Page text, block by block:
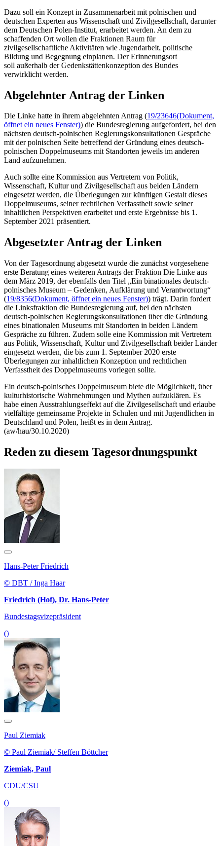
Dazu soll ein Konzept in Zusammenarbeit mit polnischen und
deutschen Experten aus Wissenschaft und Zivilgesellschaft, darunter
dem Deutschen Polen-Institut, erarbeitet werden. An dem zu
schaffenden Ort wollen die Fraktionen Raum für
zivilgesellschaftliche Aktivitäten wie Jugendarbeit, politische
Bildung und Begegnung einplanen. Der Erinnerungsort
soll außerhalb der Gedenkstättenkonzeption des Bundes
verwirklicht werden.
Abgelehnter Antrag der Linken
Die Linke hatte in ihrem abgelehnten Antrag (19/23646(Dokument,
öffnet ein neues Fenster)) die Bundesregierung aufgefordert, bei den
nächsten deutsch-polnischen Regierungskonsultationen Gespräche
mit der polnischen Seite betreffend der Gründung eines deutsch-
polnischen Doppelmuseums mit Standorten jeweils im anderen
Land aufzunehmen.
Auch sollte eine Kommission aus Vertretern von Politik,
Wissenschaft, Kultur und Zivilgesellschaft aus beiden Ländern
eingesetzt werden, die Überlegungen zur künftigen Gestalt dieses
Doppelmuseums, seiner rechtlichen Verfasstheit sowie seiner
inhaltlichen Perspektiven erarbeitet und erste Ergebnisse bis 1.
September 2021 präsentiert.
Abgesetzter Antrag der Linken
Von der Tagesordnung abgesetzt wurde die zunächst vorgesehene
erste Beratung eines weiteren Antrags der Fraktion Die Linke aus
dem März 2019, der ebenfalls den Titel „Ein binationales deutsch-
polnisches Museum – Gedenken, Aufklärung und Verantwortung“
(19/8356(Dokument, öffnet ein neues Fenster)) trägt. Darin fordert
die Linksfraktion die Bundesregierung auf, bei den nächsten
deutsch-polnischen Regierungskonsultationen über die Gründung
eines binationalen Museums mit Standorten in beiden Ländern
Gespräche zu führen. Zudem solle eine Kommission mit Vertretern
aus Politik, Wissenschaft, Kultur und Zivilgesellschaft beider Länder
eingesetzt werden, die bis zum 1. September 2020 erste
Überlegungen zur inhaltlichen Konzeption und rechtlichen
Verfasstheit des Doppelmuseums vorlegen sollte.
Ein deutsch-polnisches Doppelmuseum biete die Möglichkeit, über
kulturhistorische Wahrnehmungen und Mythen aufzuklären. Es
habe einen Ausstrahlungseffekt auf die Zivilgesellschaft und erlaube
vielfältige gemeinsame Projekte in Schulen und mit Jugendlichen in
Deutschland und Polen, heißt es in dem Antrag.
(aw/hau/30.10.2020)
Reden zu diesem Tagesordnungspunkt
Hans-Peter Friedrich
© DBT / Inga Haar
Friedrich (Hof), Dr. Hans-Peter
Bundestagsvizepräsident
()
Paul Ziemiak
© Paul Ziemiak/ Steffen Böttcher
Ziemiak, Paul
CDU/CSU
()